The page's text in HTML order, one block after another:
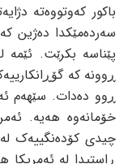
باکور کەوتووەتە
سەردەمێکدا دەژین
پێناسە بکرێت. ئێمە
ڕوونە کە
ڕوو دەدات. سێهەم
خۆمانەوە هەیە.
چیدی کۆدەنگییەک
ڕاستیدا لە